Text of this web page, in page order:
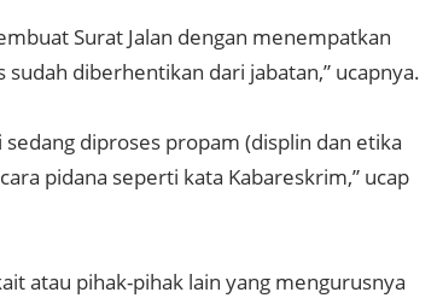
Surat Jalan dengan menempatkan
diberhentikan dari jabatan,” ucapnya.
diproses propam (displin dan etika
pidana seperti kata Kabareskrim,” ucap
atau pihak-pihak lain yang mengurusnya